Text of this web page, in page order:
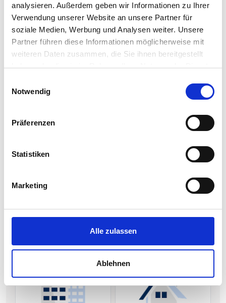
analysieren. Außerdem geben wir Informationen zu Ihrer
Verwendung unserer Website an unsere Partner für
soziale Medien, Werbung und Analysen weiter. Unsere
Partner führen diese Informationen möglicherweise mit
weiteren Daten zusammen, die Sie ihnen bereitgestellt
haben oder die sie im Rahmen Ihrer Nutzung der Dienste
Notwendig
Präferenzen
Statistiken
Marketing
Alle zulassen
Ablehnen